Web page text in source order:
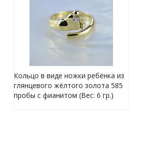
Кольцо в виде ножки ребёнка из
глянцевого жёлтого золота 585
пробы с фианитом (Вес: 6 гр.)